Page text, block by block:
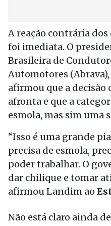
A reação contrária
foi imediata. O
Brasileira de
Automotores
afirmou que a decisão
afronta e que a
esmola, mas sim uma
“Isso é uma grande
precisa de esmola,
poder trabalhar. O
dar chilique e tomar
afirmou Landim ao
Não está claro ainda